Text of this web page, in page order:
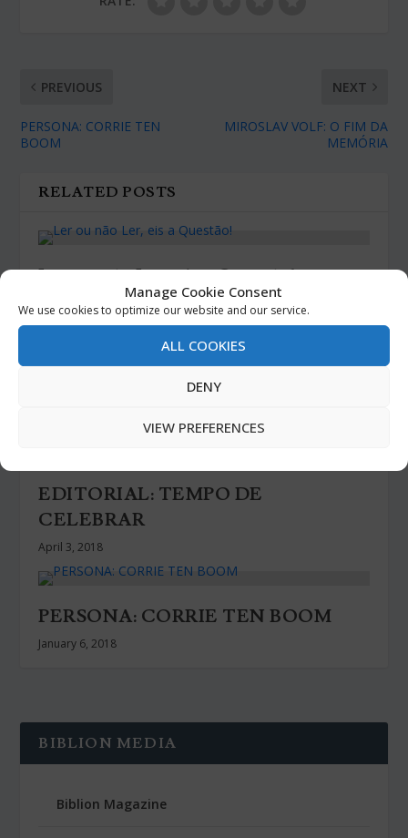
Manage Cookie Consent
We use cookies to optimize our website and our service.
ALL COOKIES
DENY
VIEW PREFERENCES
PREVIOUS
PERSONA: CORRIE TEN
BOOM
NEXT
MIROSLAV VOLF: O FIM DA
MEMÓRIA
RELATED POSTS
Ler ou não Ler, eis a Questão!
January 6, 2018
EDITORIAL: Mais que uma
EDITORIAL: TEMPO DE
CELEBRAR
April 3, 2018
PERSONA: CORRIE TEN BOOM
January 6, 2018
BIBLION MEDIA
Biblion Magazine